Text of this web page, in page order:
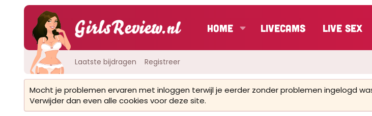
Home LiveCams Live Sex
Laatste bijdragen Registreer
Mocht je problemen ervaren met inloggen terwijl je eerder zonder problemen ingelogd
Verwijder dan even alle cookies voor deze site.